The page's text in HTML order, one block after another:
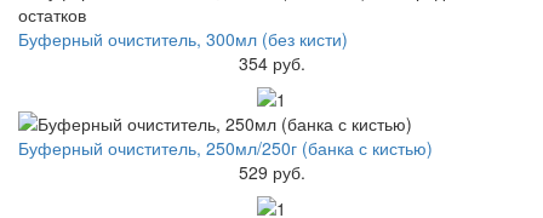
Буферный очиститель, 300мл (без кисти)
354 руб.
Буферный очиститель, 250мл/250г (банка с кистью)
529 руб.